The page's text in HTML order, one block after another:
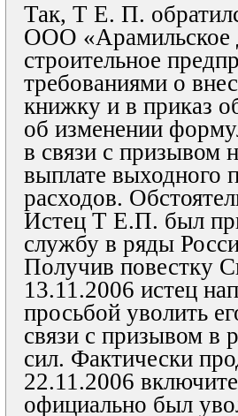
Так, Т Е. П.
ООО «Арамильское
строительное
требованиями о
книжку и в приказ
об изменении
в связи с призывом
выплате выходного
расходов.
Истец Т Е.П. был
службу в ряды
Получив повестку
13.11.2006 истец
просьбой уволить
связи с призывом
сил. Фактически
22.11.2006
официально был